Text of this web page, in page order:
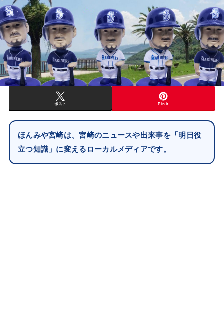
ポスト Pin it
ほんみや宮崎は、宮崎のニュースや出来事を「明日役
立つ知識」に変えるローカルメディアです。